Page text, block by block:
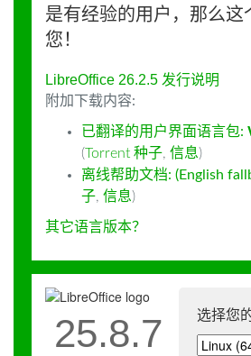
是有经验的用户，那么这
您！
LibreOffice 26.2.5 发行说明
附加下载内容:
已翻译的用户界面语言包:
(Torrent 种子, 信息)
离线帮助文档: (English
子, 信息)
其它语言版本？
选择您
25.8.7